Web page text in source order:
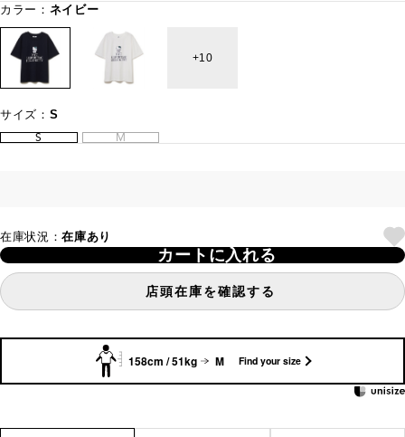
カラー： ネイビー
10
サイズ： S
S
M
在庫状況：在庫あり
カートに入れる
店頭在庫を確認する
158cm / 51kg M Find your size